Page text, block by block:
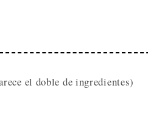
el doble de ingredientes)